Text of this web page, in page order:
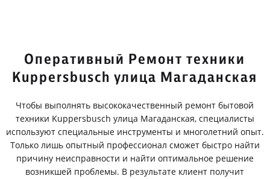
Оперативный Ремонт техники
Kuppersbusch улица Магаданская
Чтобы выполнять высококачественный ремонт бытовой
техники Kuppersbusch улица Магаданская, специалисты
используют специальные инструменты и многолетний опыт.
Только лишь опытный профессионал сможет быстро найти
причину неисправности и найти оптимальное решение
возникшей проблемы. В результате клиент получит